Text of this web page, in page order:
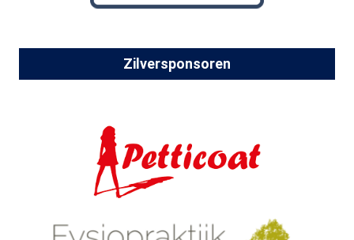
Zilversponsoren